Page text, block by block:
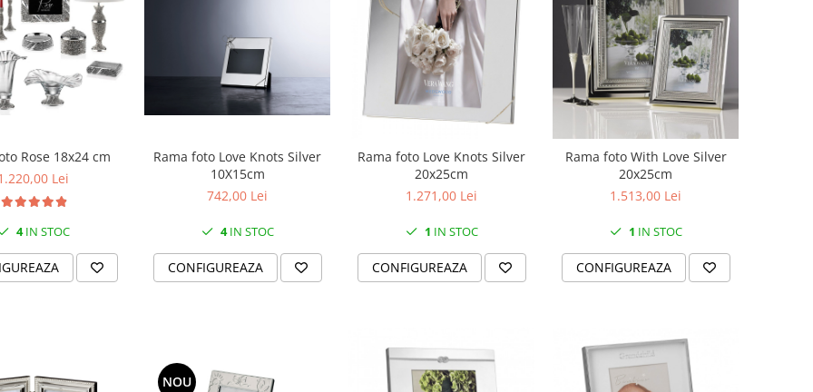
Rose 18x24 cm
Lei
4IN STOC
Rama foto Love Knots Silver
10X15cm
742,00 Lei
4IN STOC
CONFIGUREAZA
Rama foto Love Knots Silver
20x25cm
1.271,00 Lei
1 IN STOC
CONFIGUREAZA
Rama foto With Love Silver
20x25cm
1.513,00 Lei
1 IN STOC
CONFIGUREAZA
NOU